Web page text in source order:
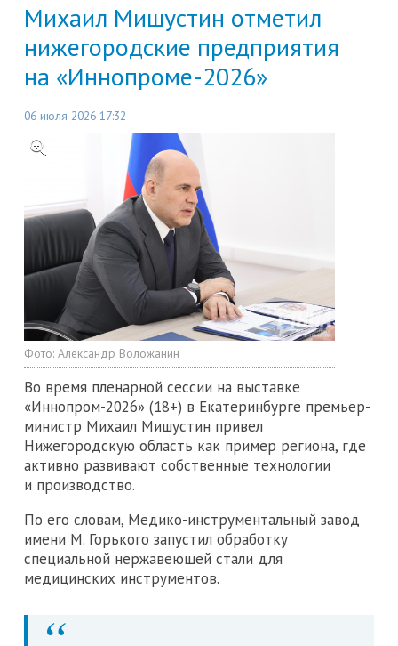
Михаил Мишустин отметил
нижегородские предприятия
на «Иннопроме-2026»
06 июля 2026 17:32
Фото: Александр Воложанин
Во время пленарной сессии на выставке
«Иннопром-2026» (18+) в Екатеринбурге премьер-
министр Михаил Мишустин привел
Нижегородскую область как пример региона, где
активно развивают собственные технологии
и производство.
По его словам, Медико-инструментальный завод
имени М. Горького запустил обработку
специальной нержавеющей стали для
медицинских инструментов.